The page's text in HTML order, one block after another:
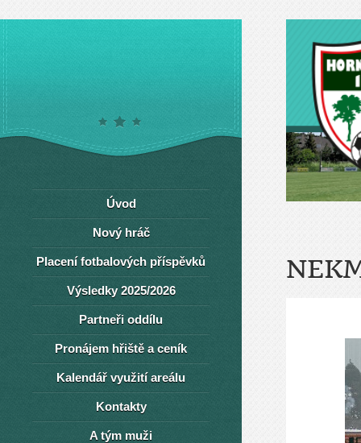
Úvod
Nový hráč
Placení fotbalových příspěvků
Výsledky 2025/2026
Partneři oddílu
Pronájem hřiště a ceník
Kalendář využití areálu
Kontakty
A tým muži